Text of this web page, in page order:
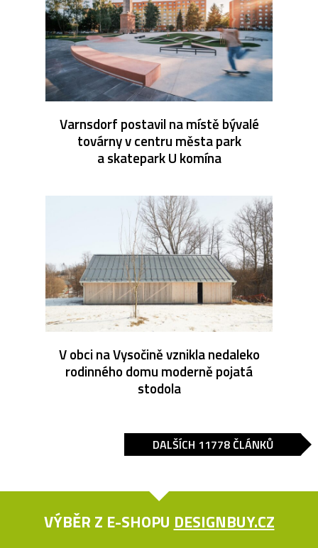
Varnsdorf postavil na místě bývalé
továrny v centru města park
a skatepark U komína
V obci na Vysočině vznikla nedaleko
rodinného domu moderně pojatá
stodola
DALŠÍCH 11778 ČLÁNKŮ
VÝBĚR Z E-SHOPU DESIGNBUY.CZ